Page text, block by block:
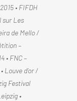
• FIFDH
sur Les
de Mello /
–
• FNC –
Louve d’or /
Festival
•